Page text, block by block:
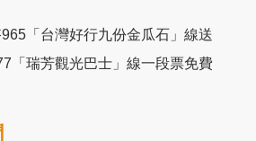
「台灣好行九份金瓜石」線送
「瑞芳觀光巴士」線一段票免費